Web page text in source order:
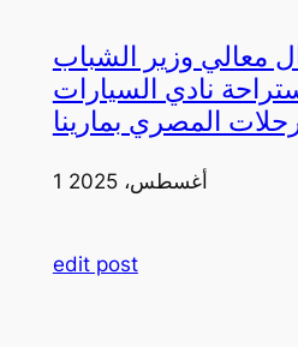
معالي وزير الشباب
نادي السيارات
المصري بمارينا
1 أغسطس، 2025
edit post